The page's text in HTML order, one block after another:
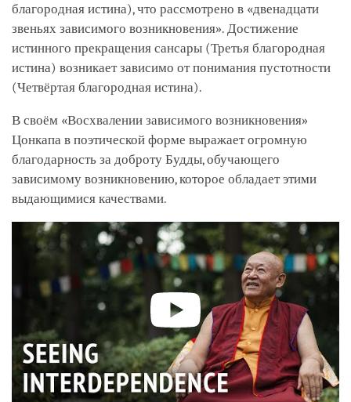
благородная истина), что рассмотрено в «двенадцати
звеньях зависимого возникновения». Достижение
истинного прекращения сансары (Третья благородная
истина) возникает зависимо от понимания пустотности
(Четвёртая благородная истина).
В своём «Восхвалении зависимого возникновения»
Цонкапа в поэтической форме выражает огромную
благодарность за доброту Будды, обучающего
зависимому возникновению, которое обладает этими
выдающимися качествами.